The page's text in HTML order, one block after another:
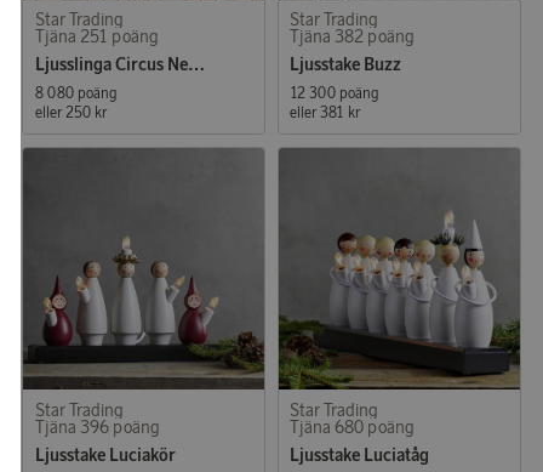
Star Trading
Tjäna 251 poäng
Ljusslinga Circus Nevada 10 LED
8 080 poäng
eller 250 kr
Star Trading
Tjäna 382 poäng
Ljusstake Buzz
12 300 poäng
eller 381 kr
Star Trading
Tjäna 396 poäng
Ljusstake Luciakör
Star Trading
Tjäna 680 poäng
Ljusstake Luciatåg